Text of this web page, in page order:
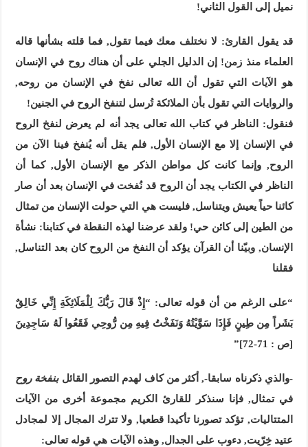
نميل إلى القول الثاني!
قد يقول القارئ: لا نختلف معك فيما تقول, فما قلته بشأنها قاله
العلماء منذ زمن! إن الدليل الجلي على أن هناك روح في الإنسان
هو الآيات التي تقول أن الله تعالى نفخ في الإنسان من روحه,
والروايات التي تقول بأن الملائكة تُرسل لتنفخ الروح في الجنين!
فنقول: الناظر في كتاب الله تعالى يجد أنه لم يعرض لنفخ الروح
في الإنسان إلا مع الإنسان الأول, فلم يقل أنه يُنفخ فينا الآن من
الروح, وإنما كانت كل مواطن الذكر مع الإنسان الأول, كما أن
الناظر في الكتاب يجد أن الروح قد نُفخت في الإنسان بعد أن صار
كائنا حياً يعيش ويتناسل, فليست هي التي حولت الإنسان من تمثال
من الطين إلى كائن حي! ولقد عرضنا لهذه النقطة في كتابنا: نشأة
الإنسان, وبيّنا أن القرآن يؤكد أن النفخ من الروح كان بعد التناسل,
فقلنا
“على الرغم من أن قوله تعالى: “إِذْ قَالَ رَبُّكَ لِلْمَلَائِكَةِ إِنِّي خَالِقٌ
بَشَراً مِن طِينٍ فَإِذَا سَوَّيْتُهُ وَنَفَخْتُ فِيهِ مِن رُّوحِي فَقَعُوا لَهُ سَاجِدِينَ
[ص : 71-72]”
-والذي ذكرناه سابقا-, أكثر من كاف لهدم التصور القائلبنفخة روح
في تمثال, فإنا سنذكر للقارئ الكريم مجموعة أخرى من الآيات
المتتاليات, تؤكد تصورنا تأكيدا قطعيا, ولا تترك المجال إلا لمجادل
عتيد خِرّيت, دءوب على الجدال, وهذه الآيات هي قوله تعالى: